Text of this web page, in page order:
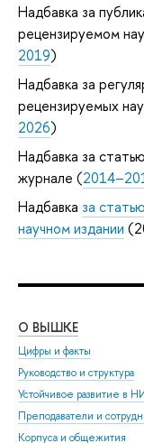
Надбавка за
рецензируемом
2019)
Надбавка за
рецензируемых
2026)
Надбавка за
журнале (
Надбавка за
научном издании
О ВЫШКЕ
Цифры и факты
Руководство и структура
Устойчивое развитие в
Преподаватели и
Корпуса и общежития